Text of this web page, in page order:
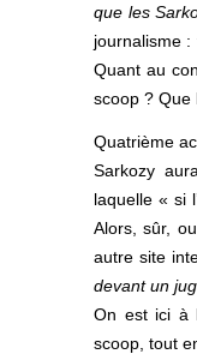
que les
journalisme :
Quant au
scoop ? Que
Quatrième
Sarkozy
laquelle « si
Alors, sûr,
autre site
devant un
On est ici à
scoop, tout